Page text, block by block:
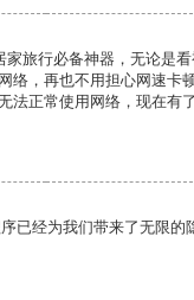
家旅行必备神器，无论是
络，再也不用担心网速卡
法正常使用网络，现在有
已经为我们带来了无限的